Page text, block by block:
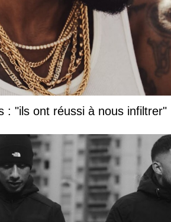
: "ils ont réussi à nous infiltrer"